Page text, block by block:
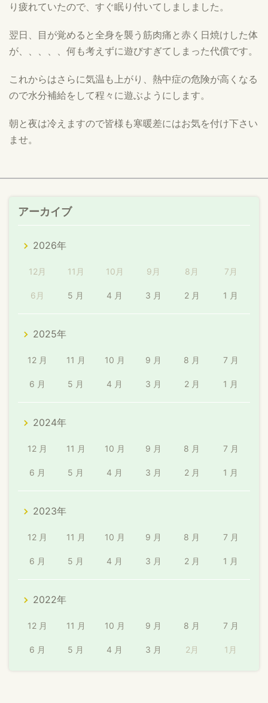
り疲れていたので、すぐ眠り付いてしましました。
翌日、目が覚めると全身を襲う筋肉痛と赤く日焼けした体
が、、、、、何も考えずに遊びすぎてしまった代償です。
これからはさらに気温も上がり、熱中症の危険が高くなる
ので水分補給をして程々に遊ぶようにします。
朝と夜は冷えますので皆様も寒暖差にはお気を付け下さい
ませ。
アーカイブ
2026年
12月 11月 10月 9月 8月 7月
6月 5 月 4 月 3 月 2 月 1 月
2025年
12 月 11 月 10 月 9 月 8 月 7 月
6 月 5 月 4 月 3 月 2 月 1 月
2024年
12 月 11 月 10 月 9 月 8 月 7 月
6 月 5 月 4 月 3 月 2 月 1 月
2023年
12 月 11 月 10 月 9 月 8 月 7 月
6 月 5 月 4 月 3 月 2 月 1 月
2022年
12 月 11 月 10 月 9 月 8 月 7 月
6 月 5 月 4 月 3 月 2月 1月